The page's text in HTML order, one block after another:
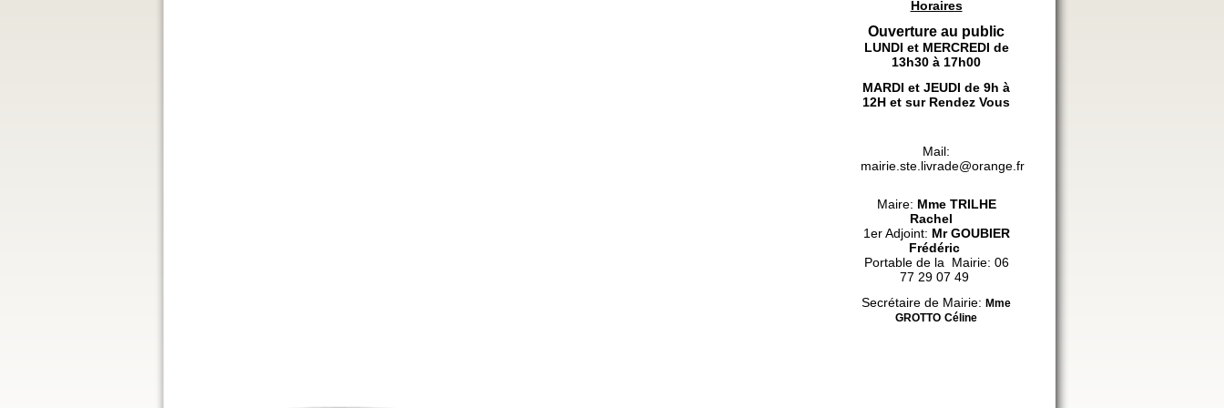
Horaires
Ouverture au public
LUNDI et MERCREDI de
13h30 à 17h00
MARDI et JEUDI de 9h à
12H et sur Rendez Vous
Mail:
mairie.ste.livrade@orange.fr
Maire: Mme TRILHE
Rachel
1er Adjoint: Mr GOUBIER
Frédéric
Portable de la Mairie: 06
77 29 07 49
Secrétaire de Mairie: Mme
GROTTO Céline